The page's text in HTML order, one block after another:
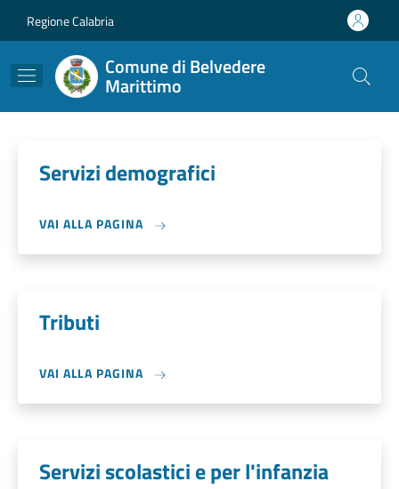
Regione Calabria
Comune di Belvedere
Marittimo
Servizi demografici
VAI ALLA PAGINA
Tributi
VAI ALLA PAGINA
Servizi scolastici e per l'infanzia